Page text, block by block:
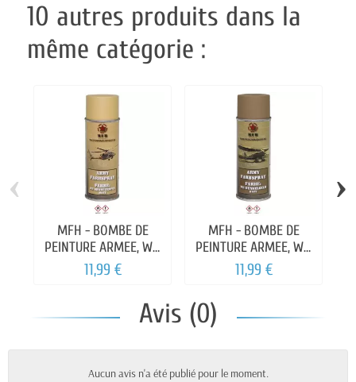
10 autres produits dans la
même catégorie :
MFH - BOMBE DE
PEINTURE ARMEE, WH
KHAKI TROPICAL, MAT,
400
11,99 €
MFH - BOMBE DE
PEINTURE ARMEE, WH
JAUNE FONCE, MAT,
400 ml
11,99 €
‹ ›
Avis (0)
Aucun avis n'a été publié pour le moment.